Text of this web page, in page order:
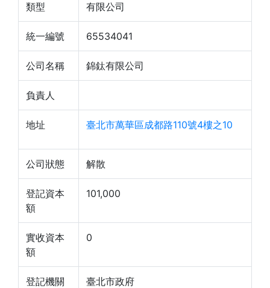
類型 有限公司
統一編號 65534041
公司名稱 錦鈦有限公司
負責人
地址 臺北市萬華區成都路110號4樓之10
公司狀態 解散
登記資本
額
101,000
實收資本
額
0
登記機關 臺北市政府